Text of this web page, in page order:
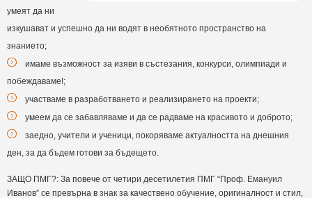
умеят да ни
изкушават и успешно да ни водят в необятното пространство на
знанието;
имаме възможност за изяви в състезания, конкурси, олимпиади и
побеждаваме!;
участваме в разработването и реализирането на проекти;
умеем да се забавляваме и да се радваме на красивото и доброто;
заедно, учители и ученици, покоряваме актуалността на днешния
ден, за да бъдем готови за бъдещето.
ЗАЩО ПМГ?: За повече от четири десетилетия ПМГ “Проф. Емануил
Иванов” се превърна в знак за качествено обучение, оригиналност и стил,